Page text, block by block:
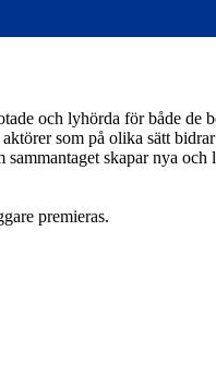
och lyhörda för både de
som på olika sätt
skapar nya och
premieras.